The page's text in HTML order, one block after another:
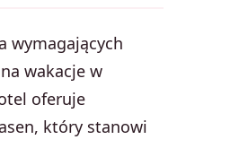
wymagających
wakacje w
oferuje
który stanowi